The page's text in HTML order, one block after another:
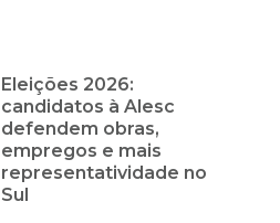
Eleições 2026:
candidatos à Alesc
defendem obras,
empregos e mais
representatividade no
Sul